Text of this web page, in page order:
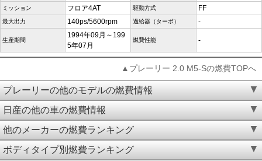
ミッション フロア4AT 駆動方式 FF
最大出力 140ps/5600rpm 過給器（ターボ） -
生産期間
1994年09月～199
5年07月
燃費性能 -
▲プレーリー 2.0 M5-Sの燃費TOPへ
プレーリーの他のモデルの燃費情報
日産の他の車の燃費情報
他のメーカーの燃費ランキング
ボディタイプ別燃費ランキング